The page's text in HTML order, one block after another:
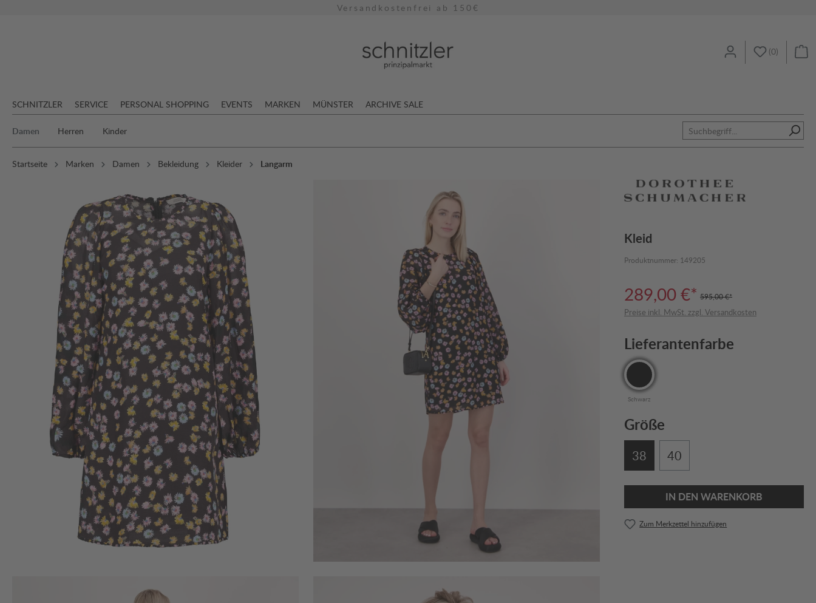
Versandkostenfrei ab 150€
(0)
SCHNITZLER SERVICE PERSONAL SHOPPING EVENTS MARKEN MÜNSTER ARCHIVE SALE
Damen Herren Kinder
Startseite Marken Damen Bekleidung Kleider Langarm
Kleid
Produktnummer: 149205
289,00 €* 595,00 €*
Preise inkl. MwSt. zzgl. Versandkosten
Lieferantenfarbe
Schwarz
Größe
38 40
IN DEN WARENKORB
Zum Merkzettel hinzufügen